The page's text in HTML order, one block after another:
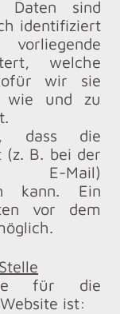
Daten sind
identifiziert
welche
wir sie
wie und zu
dass die
(z. B. bei der
E-Mail)
kann. Ein
vor dem
für die
ist: